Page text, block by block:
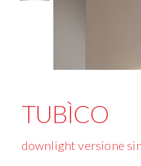
TUBÌCO
downlight versione